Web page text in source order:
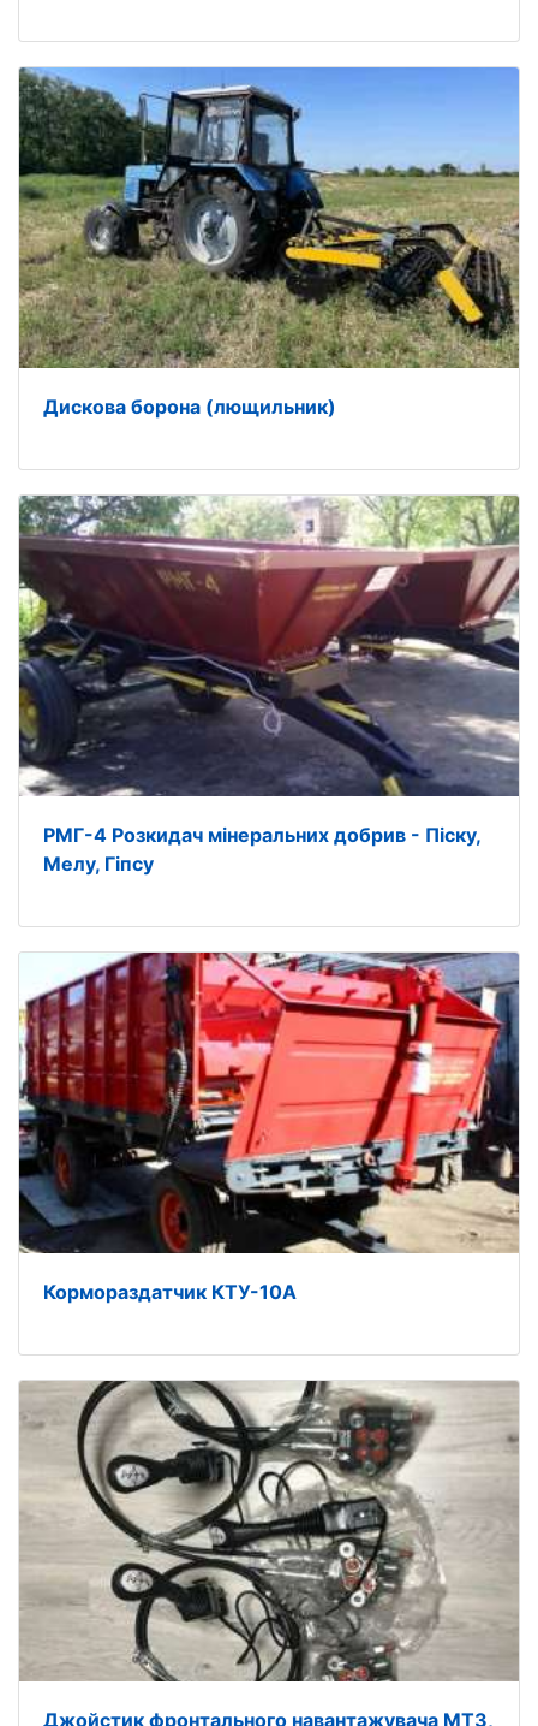
Дискова борона (лющильник)
РМГ-4 Розкидач мінеральних добрив - Піску,
Мелу, Гіпсу
Кормораздатчик КТУ-10А
Джойстик фронтального навантажувача МТЗ,